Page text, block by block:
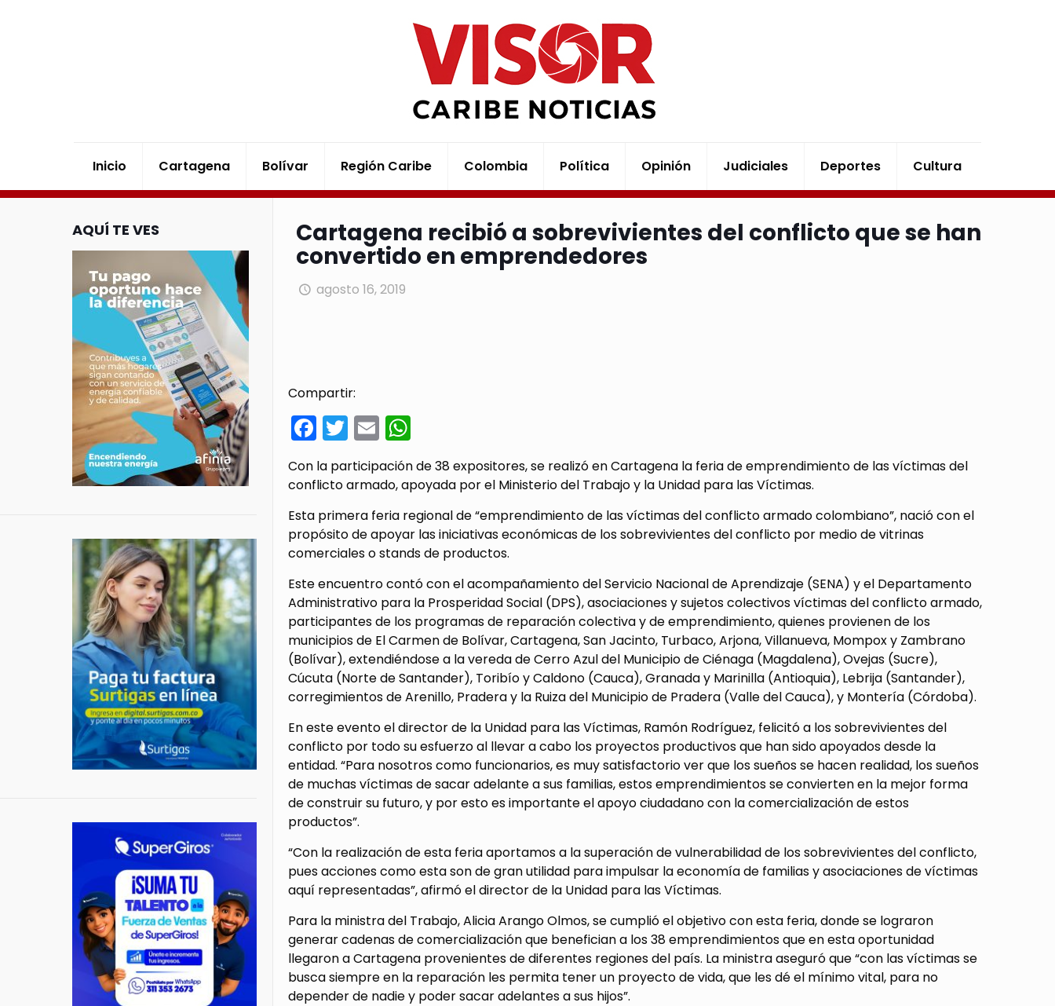
Inicio Cartagena Bolívar Región Caribe Colombia Política Opinión Judiciales Deportes Cultura
Cartagena recibió a sobrevivientes del conflicto que se han
convertido en emprendedores
agosto 16, 2019
Compartir:
Facebook
Twitter
Email
Con la participación de 38 expositores, se realizó en Cartagena la feria de emprendimiento de las víctimas del
conflicto armado, apoyada por el Ministerio del Trabajo y la Unidad para las Víctimas.
Esta primera feria regional de “emprendimiento de las víctimas del conflicto armado colombiano”, nació con el
propósito de apoyar las iniciativas económicas de los sobrevivientes del conflicto por medio de vitrinas
comerciales o stands de productos.
Este encuentro contó con el acompañamiento del Servicio Nacional de Aprendizaje (SENA) y el Departamento
Administrativo para la Prosperidad Social (DPS), asociaciones y sujetos colectivos víctimas del conflicto armado,
participantes de los programas de reparación colectiva y de emprendimiento, quienes provienen de los
municipios de El Carmen de Bolívar, Cartagena, San Jacinto, Turbaco, Arjona, Villanueva, Mompox y Zambrano
(Bolívar), extendiéndose a la vereda de Cerro Azul del Municipio de Ciénaga (Magdalena), Ovejas (Sucre),
Cúcuta (Norte de Santander), Toribío y Caldono (Cauca), Granada y Marinilla (Antioquia), Lebrija (Santander),
corregimientos de Arenillo, Pradera y la Ruiza del Municipio de Pradera (Valle del Cauca), y Montería (Córdoba).
En este evento el director de la Unidad para las Víctimas, Ramón Rodríguez, felicitó a los sobrevivientes del
conflicto por todo su esfuerzo al llevar a cabo los proyectos productivos que han sido apoyados desde la
entidad. “Para nosotros como funcionarios, es muy satisfactorio ver que los sueños se hacen realidad, los sueños
de muchas víctimas de sacar adelante a sus familias, estos emprendimientos se convierten en la mejor forma
de construir su futuro, y por esto es importante el apoyo ciudadano con la comercialización de estos
productos”.
“Con la realización de esta feria aportamos a la superación de vulnerabilidad de los sobrevivientes del conflicto,
pues acciones como esta son de gran utilidad para impulsar la economía de familias y asociaciones de víctimas
aquí representadas”, afirmó el director de la Unidad para las Víctimas.
Para la ministra del Trabajo, Alicia Arango Olmos, se cumplió el objetivo con esta feria, donde se lograron
generar cadenas de comercialización que benefician a los 38 emprendimientos que en esta oportunidad
llegaron a Cartagena provenientes de diferentes regiones del país. La ministra aseguró que “con las víctimas se
busca siempre en la reparación les permita tener un proyecto de vida, que les dé el mínimo vital, para no
depender de nadie y poder sacar adelantes a sus hijos”.
AQUÍ TE VES